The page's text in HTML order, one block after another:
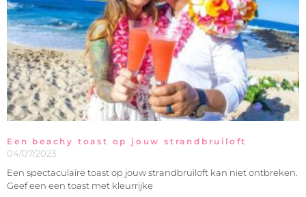
Een beachy toast op jouw strandbruiloft
04/07/2023
Een spectaculaire toast op jouw strandbruiloft kan niet ontbreken.
Geef een een toast met kleurrijke